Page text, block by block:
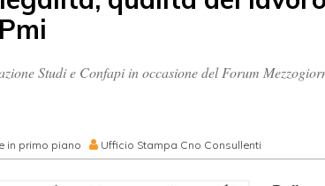
Studi e Confapi in occasione del Forum
in primo piano Ufficio Stampa Cno Consullenti